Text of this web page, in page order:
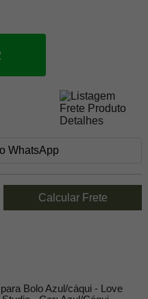
WhatsApp
Bolo Azul/cáqui - Love